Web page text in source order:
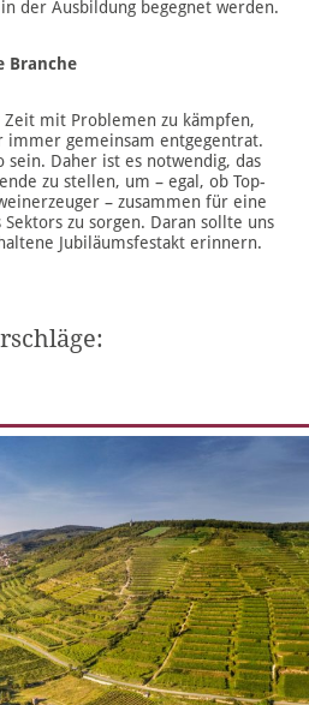
der Ausbildung begegnet werden.
Branche
mit Problemen zu kämpfen,
immer gemeinsam entgegentrat.
sein. Daher ist es notwendig, das
zu stellen, um – egal, ob Top-
– zusammen für eine
zu sorgen. Daran sollte uns
Jubiläumsfestakt erinnern.